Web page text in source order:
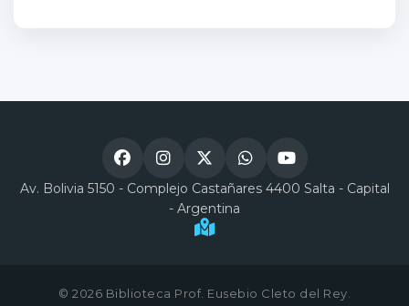
Av. Bolivia 5150 - Complejo Castañares 4400 Salta - Capital
- Argentina
© 2026 Biblioteca Prof. Eusebio Cleto del Rey.